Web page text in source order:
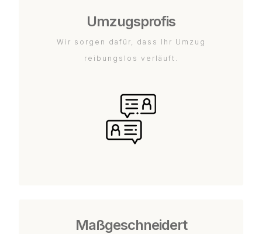
Umzugsprofis
Wir sorgen dafür, dass Ihr Umzug
reibungslos verläuft.
Maßgeschneidert